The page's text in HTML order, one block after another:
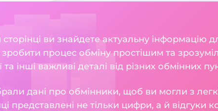
сторінці ви знайдете актуальну
процес обміну простішим та
та інші важливі деталі від різних обмінних
дані про обмінники, щоб ви могли з
представлені не тільки цифри, а й відгуки